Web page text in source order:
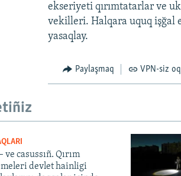
ekseriyeti qırımtatarlar ve
vekilleri. Halqara uquq işğal
yasaqlay.
Paylaşmaq VPN-siz
ve casussıñ. Qırım
devlet hainligi